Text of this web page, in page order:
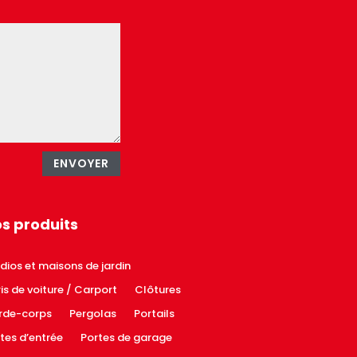
ENVOYER
produits
et maisons de jardin
de voiture / Carport
Clôtures
corps
Pergolas
Portails
d’entrée
Portes de garage